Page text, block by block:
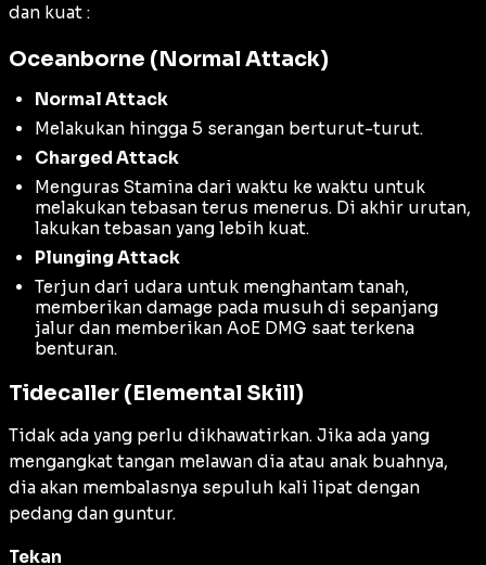
dan kuat :
Oceanborne (Normal Attack)
Normal Attack
Melakukan hingga 5 serangan berturut-turut.
Charged Attack
Menguras Stamina dari waktu ke waktu untuk
melakukan tebasan terus menerus. Di akhir urutan,
lakukan tebasan yang lebih kuat.
Plunging Attack
Terjun dari udara untuk menghantam tanah,
memberikan damage pada musuh di sepanjang
jalur dan memberikan AoE DMG saat terkena
benturan.
Tidecaller (Elemental Skill)
Tidak ada yang perlu dikhawatirkan. Jika ada yang
mengangkat tangan melawan dia atau anak buahnya,
dia akan membalasnya sepuluh kali lipat dengan
pedang dan guntur.
Tekan